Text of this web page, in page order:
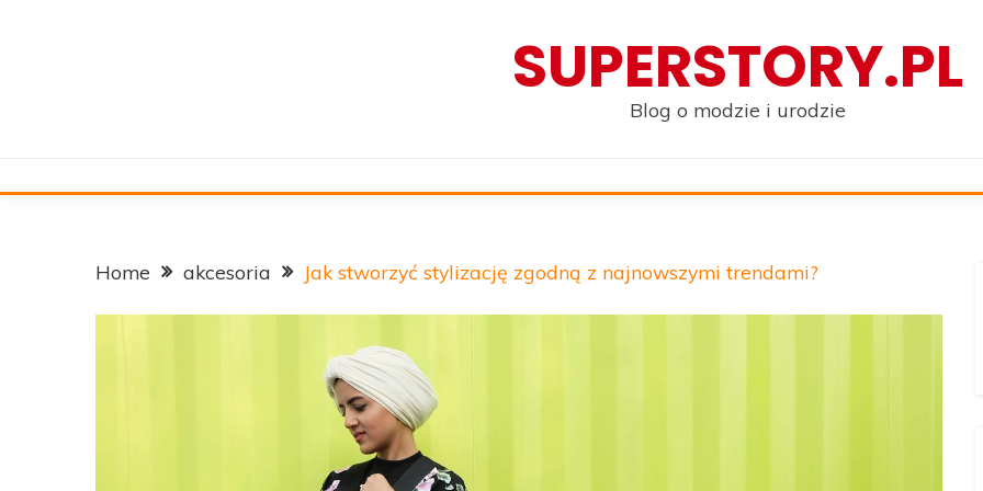
SUPERSTORY.PL
Blog o modzie i urodzie
Home akcesoria Jak stworzyć stylizację zgodną z najnowszymi trendami?